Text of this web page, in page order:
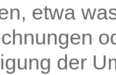
etwa
der